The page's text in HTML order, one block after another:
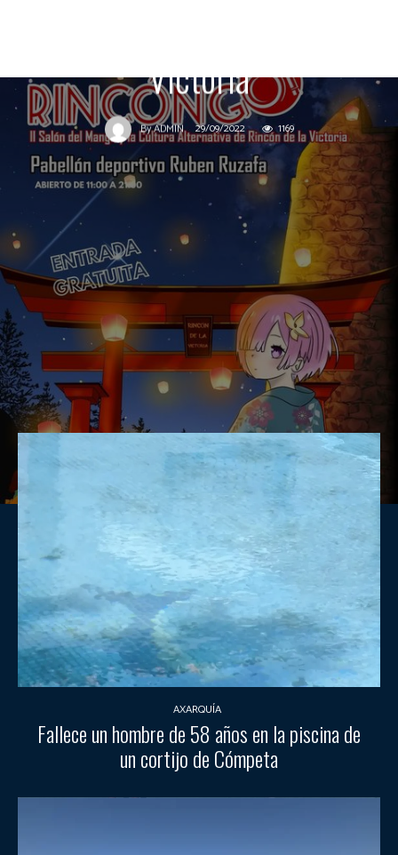
Victoria
ByADMIN 29/09/2022 1169
AXARQUÍA
Fallece un hombre de 58 años en la piscina de
un cortijo de Cómpeta